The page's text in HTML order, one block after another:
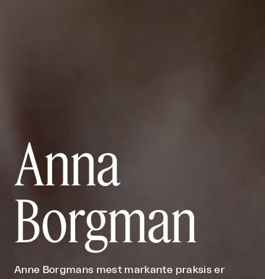
Anna
Borgman
Anne Borgmans mest markante praksis er